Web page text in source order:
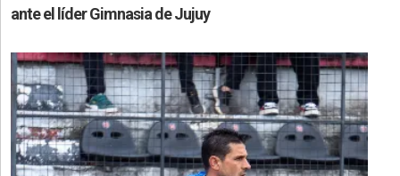
ante el líder Gimnasia de Jujuy